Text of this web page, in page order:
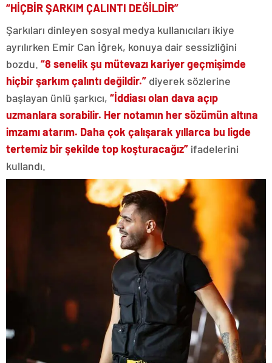
“HİÇBİR ŞARKIM ÇALINTI DEĞİLDİR”
Şarkıları dinleyen sosyal medya kullanıcıları ikiye
ayrılırken Emir Can İğrek, konuya dair sessizliğini
bozdu. “8 senelik şu mütevazı kariyer geçmişimde
hiçbir şarkım çalıntı değildir.” diyerek sözlerine
başlayan ünlü şarkıcı, “İddiası olan dava açıp
uzmanlara sorabilir. Her notamın her sözümün altına
imzamı atarım. Daha çok çalışarak yıllarca bu ligde
tertemiz bir şekilde top koşturacağız” ifadelerini
kullandı.